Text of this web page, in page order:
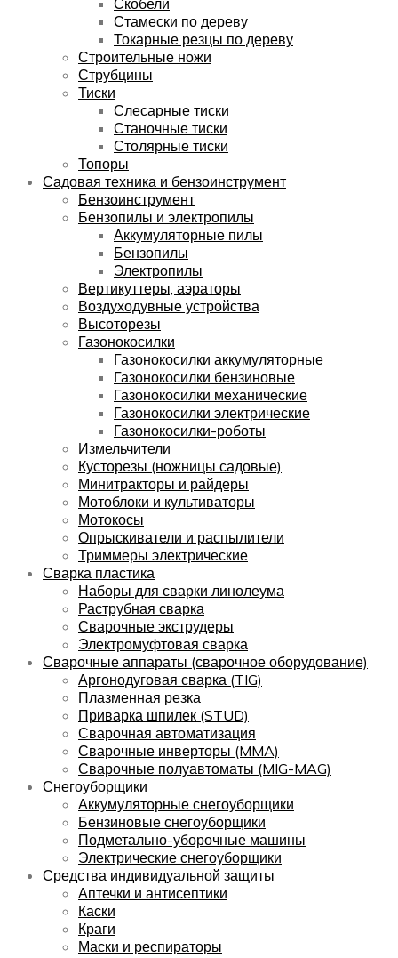
Стамески по дереву
Токарные резцы по дереву
Строительные ножи
Струбцины
Тиски
Слесарные тиски
Станочные тиски
Столярные тиски
Топоры
Садовая техника и бензоинструмент
Бензоинструмент
Бензопилы и электропилы
Аккумуляторные пилы
Бензопилы
Электропилы
Вертикуттеры, аэраторы
Воздуходувные устройства
Высоторезы
Газонокосилки
Газонокосилки аккумуляторные
Газонокосилки бензиновые
Газонокосилки механические
Газонокосилки электрические
Газонокосилки-роботы
Измельчители
Кусторезы (ножницы садовые)
Минитракторы и райдеры
Мотоблоки и культиваторы
Мотокосы
Опрыскиватели и распылители
Триммеры электрические
Сварка пластика
Наборы для сварки линолеума
Раструбная сварка
Сварочные экструдеры
Электромуфтовая сварка
Сварочные аппараты (сварочное оборудование)
Аргонодуговая сварка (TIG)
Плазменная резка
Приварка шпилек (STUD)
Сварочная автоматизация
Сварочные инверторы (MMA)
Сварочные полуавтоматы (MIG-MAG)
Снегоуборщики
Аккумуляторные снегоуборщики
Бензиновые снегоуборщики
Подметально-уборочные машины
Электрические снегоуборщики
Средства индивидуальной защиты
Аптечки и антисептики
Каски
Краги
Маски и респираторы